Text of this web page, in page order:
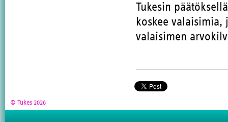
Tukesin
koskee valaisimia,
valaisimen
© Tukes 2026